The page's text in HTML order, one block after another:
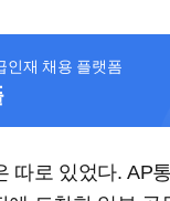
인재 채용 플랫폼
따로 있었다. AP